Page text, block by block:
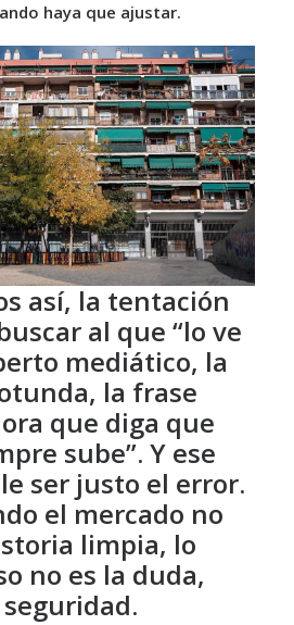
haya que ajustar.
así, la tentación
al que “lo ve
mediático, la
la frase
que diga que
sube”. Y ese
ser justo el error.
el mercado no
limpia, lo
no es la duda,